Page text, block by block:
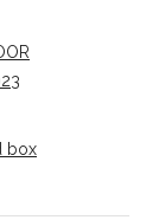
box